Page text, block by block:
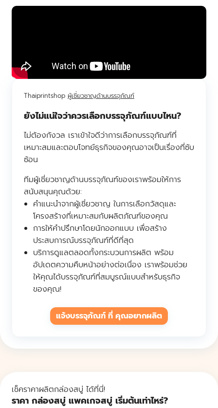
Thaiprintshop ผู้เชี่ยวชาญด้านบรรจุภัณฑ์
ยังไม่แน่ใจว่าควรเลือกบรรจุภัณฑ์แบบไหน?
ไม่ต้องกังวล เราเข้าใจดีว่าการเลือกบรรจุภัณฑ์ที่
เหมาะสมและตอบโจทย์ธุรกิจของคุณอาจเป็นเรื่องที่ซับ
ซ้อน
ทีมผู้เชี่ยวชาญด้านบรรจุภัณฑ์ของเราพร้อมให้การ
สนับสนุนคุณด้วย:
คำแนะนำจากผู้เชี่ยวชาญ ในการเลือกวัสดุและ
โครงสร้างที่เหมาะสมกับผลิตภัณฑ์ของคุณ
การให้คำปรึกษาโดยนักออกแบบ เพื่อสร้าง
ประสบการณ์บรรจุภัณฑ์ที่ดีที่สุด
บริการดูแลตลอดทั้งกระบวนการผลิต พร้อม
อัปเดตความคืบหน้าอย่างต่อเนื่อง เราพร้อมช่วย
ให้คุณได้บรรจุภัณฑ์ที่สมบูรณ์แบบสำหรับธุรกิจ
ของคุณ!
แจ้งบรรจุภัณฑ์ ที่ คุณอยากผลิต
เช็คราคาผลิตกล่องสบู่ ได้ที่นี่!
ราคา กล่องสบู่ แพคเกจสบู่ เริ่มต้นเท่าไหร่?